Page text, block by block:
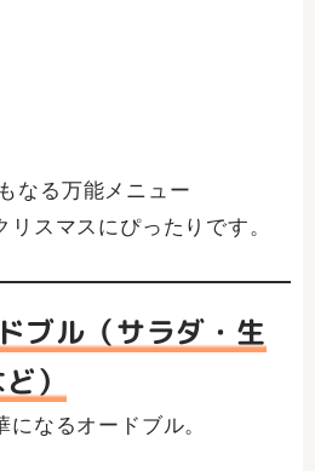
なる万能メニュー
スマスにぴったりです。
ブル（サラダ・生
）
なるオードブル。